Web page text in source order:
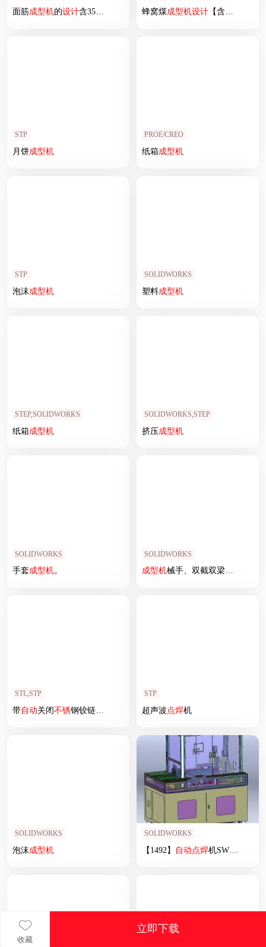
收藏
立即下载
面筋成型机的设计含35张CAD图 蜂窝煤成型机设计【含三维】
STP
月饼成型机
PROE/CREO
纸箱成型机
STP
泡沫成型机
SOLIDWORKS
塑料成型机
STEP,SOLIDWORKS
纸箱成型机
SOLIDWORKS,STEP
挤压成型机
SOLIDWORKS
手套成型机。
SOLIDWORKS
成型机械手、双截双梁置模机械手 非标
STL,STP
带自动关闭不锈钢铰链的折叠门
STP
超声波点焊机
SOLIDWORKS
泡沫成型机
SOLIDWORKS
【1492】 自动点焊机SW设计